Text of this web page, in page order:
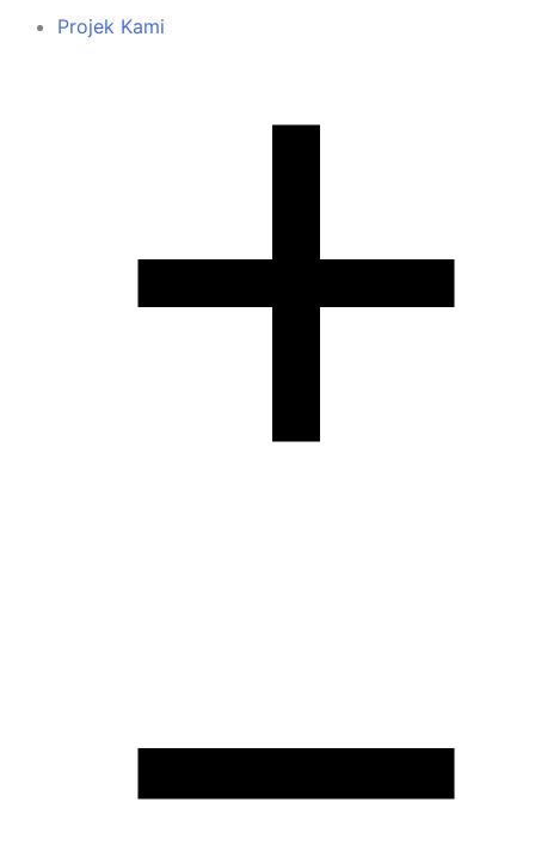
Projek Kami